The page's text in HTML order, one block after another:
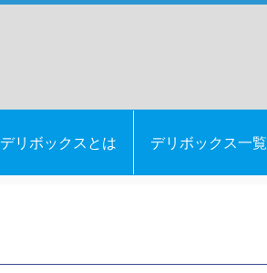
デリボックスとは デリボックス一覧